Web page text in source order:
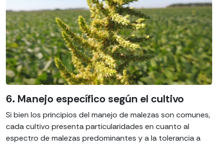
6. Manejo específico según el cultivo
Si bien los principios del manejo de malezas son comunes,
cada cultivo presenta particularidades en cuanto al
espectro de malezas predominantes y a la tolerancia a